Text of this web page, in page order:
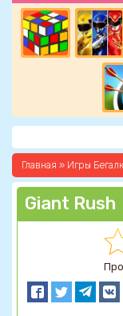
Главная » Игры
Giant Rush